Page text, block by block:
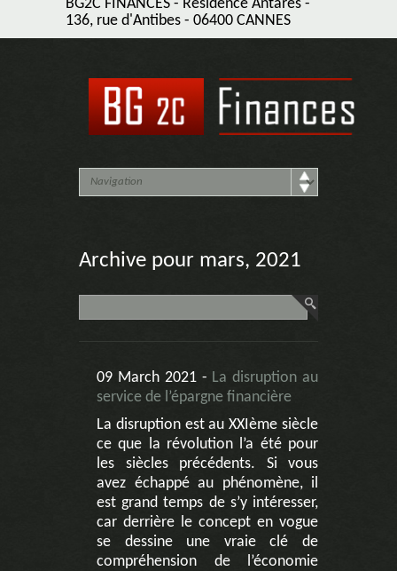
BG2C FINANCES - Résidence Antarès -
136, rue d'Antibes - 06400 CANNES
Archive pour mars, 2021
09 March 2021 - La disruption au
service de l’épargne financière
La disruption est au XXIème siècle
ce que la révolution l’a été pour
les siècles précédents. Si vous
avez échappé au phénomène, il
est grand temps de s’y intéresser,
car derrière le concept en vogue
se dessine une vraie clé de
compréhension de l’économie